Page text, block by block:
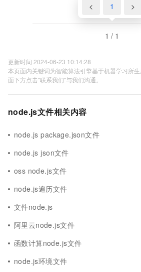
< 1 >
1 / 1
更新时间 2024-06-23 10:14:28
本页面内关键词为智能算法引擎基于机器学习所
面下方点击"联系我们"与我们沟通。
node.js文件相关内容
node.js package.json文件
node.js json文件
oss node.js文件
node.js遍历文件
文件node.js
阿里云node.js文件
函数计算node.js文件
node.js环境文件